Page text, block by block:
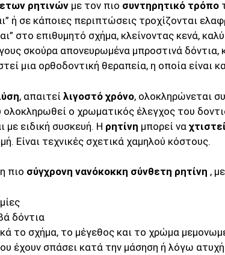
ρητινών με τον πιο συντηρητικό τρόπο
ή σε κάποιες περιπτώσεις τροχίζονται
στο επιθυμητό σχήμα, κλείνοντας κενά,
σκούρα απονευρωμένα μπροστινά
μια ορθοδοντική θεραπεία, η οποία είναι
, απαιτεί λιγοστό χρόνο, ολοκληρώνεται
ο χρωματικός έλεγχος του
με ειδική συσκευή. Η ρητίνη μπορεί να χτιστεί
Είναι τεχνικές σχετικά χαμηλού κόστους.
πιο σύγχρονη νανόκοκκη σύνθετη ρητίνη ,
δόντια
το σχήμα, το μέγεθος και το χρώμα
έχουν σπάσει κατά την μάσηση ή λόγω